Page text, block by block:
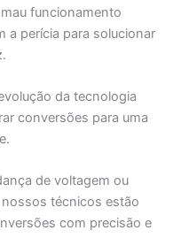
funcionamento
a perícia para solucionar
da tecnologia
conversões para uma
de voltagem ou
técnicos estão
com precisão e